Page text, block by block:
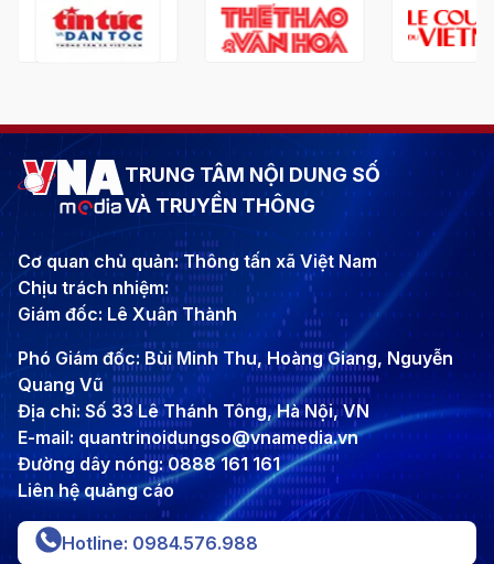
TRUNG TÂM NỘI DUNG SỐ
VÀ TRUYỀN THÔNG
Cơ quan chủ quản: Thông tấn xã Việt Nam
Chịu trách nhiệm:
Giám đốc: Lê Xuân Thành
Phó Giám đốc: Bùi Minh Thu, Hoàng Giang, Nguyễn
Quang Vũ
Địa chỉ: Số 33 Lê Thánh Tông, Hà Nội, VN
E-mail: quantrinoidungso@vnamedia.vn
Đường dây nóng: 0888 161 161
Liên hệ quảng cáo
Hotline: 0984.576.988